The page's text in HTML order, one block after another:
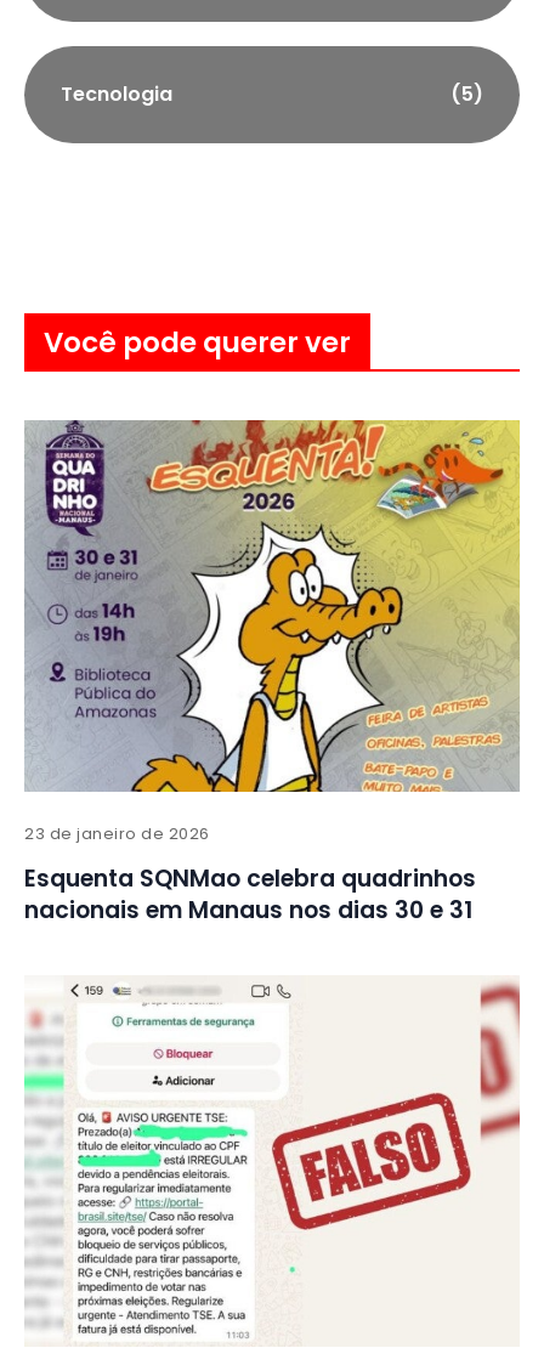
Tecnologia (5)
Você pode querer ver
23 de janeiro de 2026
Esquenta SQNMao celebra quadrinhos
nacionais em Manaus nos dias 30 e 31